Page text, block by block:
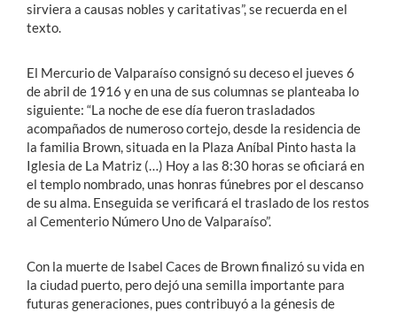
sirviera a causas nobles y caritativas”, se recuerda en el
texto.
El Mercurio de Valparaíso consignó su deceso el jueves 6
de abril de 1916 y en una de sus columnas se planteaba lo
siguiente: “La noche de ese día fueron trasladados
acompañados de numeroso cortejo, desde la residencia de
la familia Brown, situada en la Plaza Aníbal Pinto hasta la
Iglesia de La Matriz (…) Hoy a las 8:30 horas se oficiará en
el templo nombrado, unas honras fúnebres por el descanso
de su alma. Enseguida se verificará el traslado de los restos
al Cementerio Número Uno de Valparaíso”.
Con la muerte de Isabel Caces de Brown finalizó su vida en
la ciudad puerto, pero dejó una semilla importante para
futuras generaciones, pues contribuyó a la génesis de